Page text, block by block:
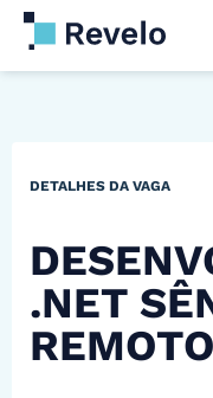
DETALHES DA VAGA
.NET
REMOTO